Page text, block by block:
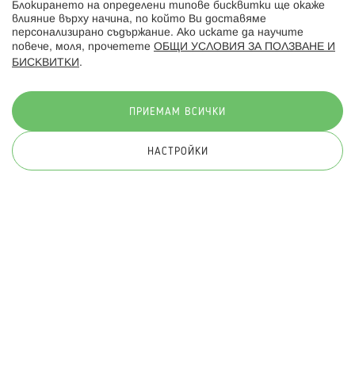
© 2026 Hippoland.net. Всички права запазени
Блокирането на определени типове бисквитки ще окаже
влияние върху начина, по който Ви доставяме
персонализирано съдържание. Ако искате да научите
повече, моля, прочетете ОБЩИ УСЛОВИЯ ЗА ПОЛЗВАНЕ И
БИСКВИТКИ .
ПРИЕМАМ ВСИЧКИ
НАСТРОЙКИ